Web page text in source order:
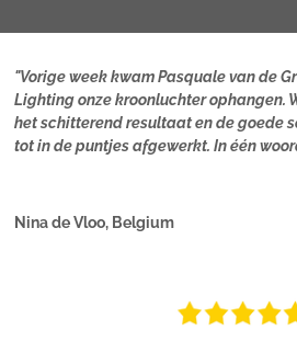
"Vorige week kwam Pasquale van de
Lighting onze kroonluchter ophangen.
het schitterend resultaat en de goede
tot in de puntjes afgewerkt. In één
Nina de Vloo, Belgium